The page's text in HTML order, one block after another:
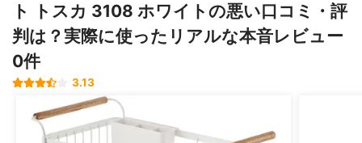
ト トスカ 3108 ホワイトの悪い口コミ・評
判は？実際に使ったリアルな本音レビュー
0件
3.13